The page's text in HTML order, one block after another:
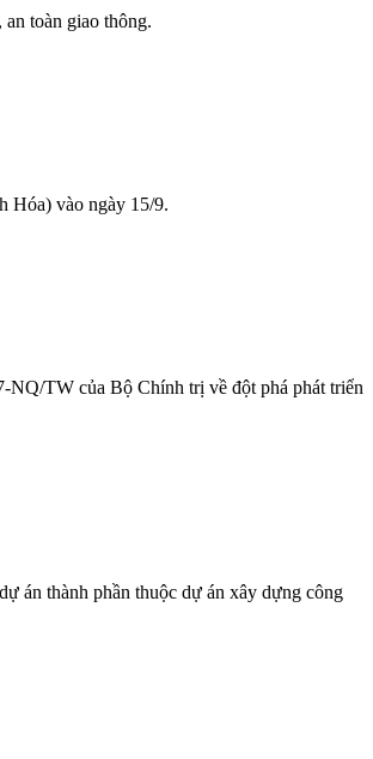
toàn giao thông.
Hóa) vào ngày 15/9.
NQ/TW của Bộ Chính trị về đột phá phát triển
án thành phần thuộc dự án xây dựng công